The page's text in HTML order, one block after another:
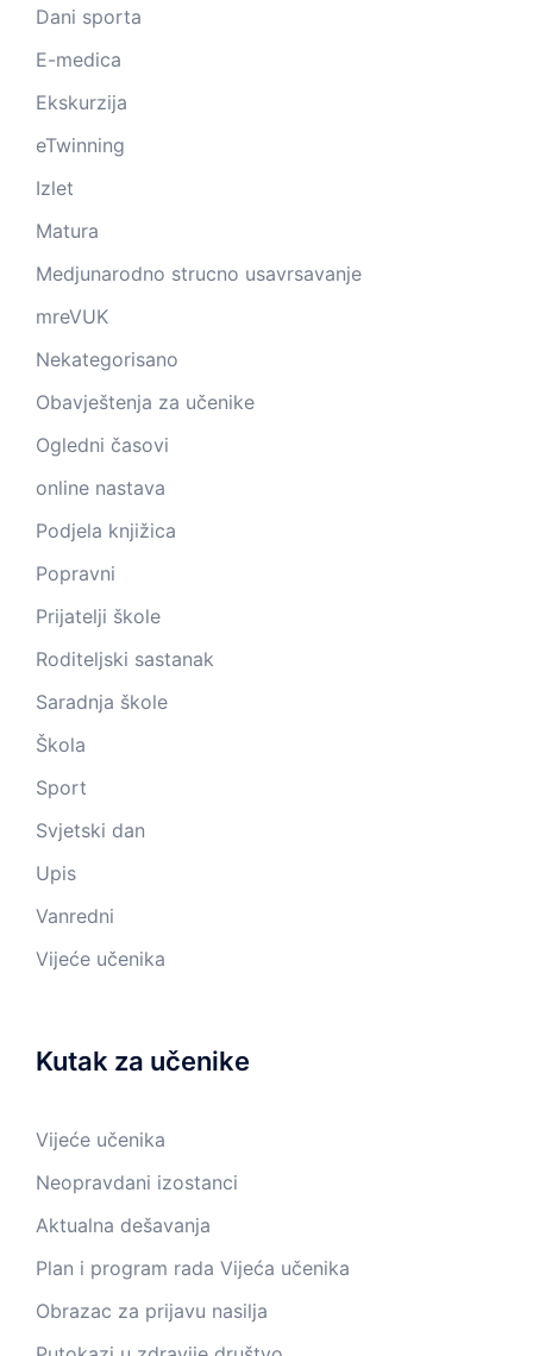
Dani sporta
E-medica
Ekskurzija
eTwinning
Izlet
Matura
Medjunarodno strucno usavrsavanje
mreVUK
Nekategorisano
Obavještenja za učenike
Ogledni časovi
online nastava
Podjela knjižica
Popravni
Prijatelji škole
Roditeljski sastanak
Saradnja škole
Škola
Sport
Svjetski dan
Upis
Vanredni
Vijeće učenika
Kutak za učenike
Vijeće učenika
Neopravdani izostanci
Aktualna dešavanja
Plan i program rada Vijeća učenika
Obrazac za prijavu nasilja